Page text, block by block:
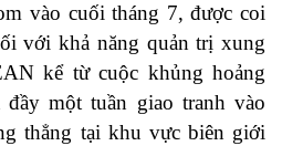
vào cuối tháng 7, được coi
với khả năng quản trị xung
kể từ cuộc khủng hoảng
đầy một tuần giao tranh vào
thẳng tại khu vực biên giới